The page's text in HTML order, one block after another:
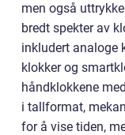
men også
bredt spekter av
inkludert analoge
klokker og
håndklokkene
i tallformat,
for å vise tiden,